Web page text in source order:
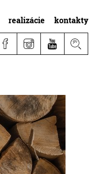
realizácie kontakty